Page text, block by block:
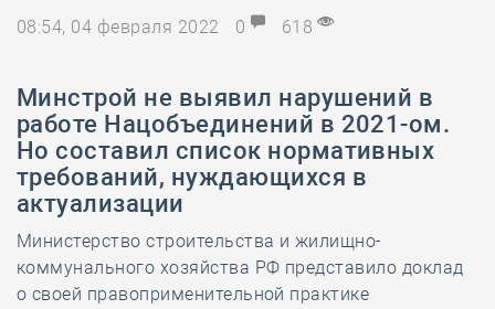
08:54, 04 февраля 2022
0 618
Минстрой не выявил нарушений в
работе Нацобъединений в 2021-ом.
Но составил список нормативных
требований, нуждающихся в
актуализации
Министерство строительства и жилищно-
коммунального хозяйства РФ представило доклад
о своей правоприменительной практике